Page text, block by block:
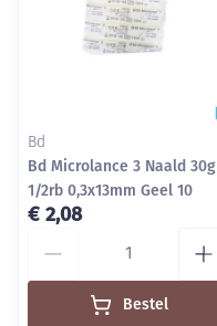
Bd
Bd Microlance 3 Naald 30g
1/2rb 0,3x13mm Geel 10
€ 2,08
Bestel